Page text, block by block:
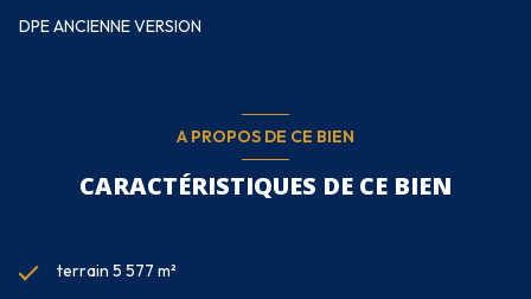
DPE ANCIENNE VERSION
A PROPOS DE CE BIEN
CARACTÉRISTIQUES DE CE BIEN
terrain 5 577 m²